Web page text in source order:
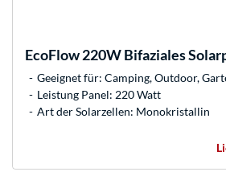
EcoFlow220W Bifaziales
Geeignet für: Camping, Outdoor,
Leistung Panel: 220 Watt
Art der Solarzellen: Monokristallin